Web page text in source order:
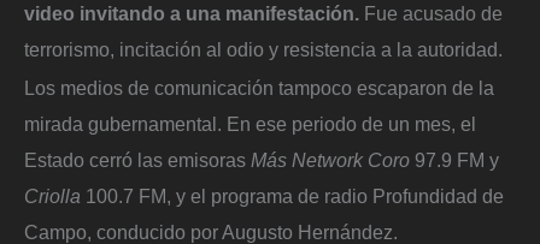
video invitando a una manifestación. Fue acusado de
terrorismo, incitación al odio y resistencia a la autoridad.
Los medios de comunicación tampoco escaparon de la
mirada gubernamental. En ese periodo de un mes, el
Estado cerró las emisoras Más Network Coro 97.9 FM y
Criolla 100.7 FM, y el programa de radio Profundidad de
Campo, conducido por Augusto Hernández.